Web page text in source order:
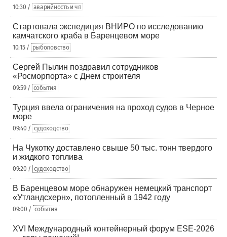
10:30 / аварийность и чп
Стартовала экспедиция ВНИРО по исследованию
камчатского краба в Баренцевом море
10:15 / рыболовство
Сергей Пылин поздравил сотрудников
«Росморпорта» с Днем строителя
09:59 / события
Турция ввела ограничения на проход судов в Черное
море
09:40 / судоходство
На Чукотку доставлено свыше 50 тыс. тонн твердого
и жидкого топлива
09:20 / судоходство
В Баренцевом море обнаружен немецкий транспорт
«Утландсхерн», потопленный в 1942 году
09:00 / события
XVI Международный контейнерный форум ESE-2026